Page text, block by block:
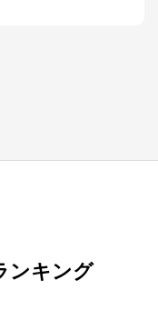
ンキング